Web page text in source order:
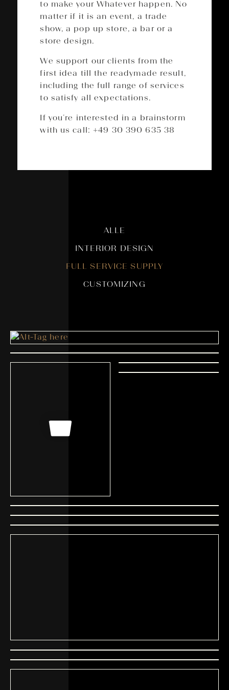
to make your Whatever happen. No
matter if it is an event, a trade
show, a pop up store, a bar or a
store design.
We support our clients from the
first idea till the readymade result,
including the full range of services
to satisfy all expectations.
If you´re interested in a brainstorm
with us call: +49 30 390 635 38
ALLE
INTERIOR DESIGN
FULL SERVICE SUPPLY
CUSTOMIZING